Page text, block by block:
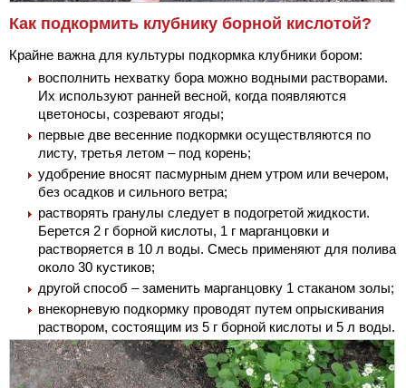
Как подкормить клубнику борной кислотой?
Крайне важна для культуры подкормка клубники бором:
восполнить нехватку бора можно водными растворами.
Их используют ранней весной, когда появляются
цветоносы, созревают ягоды;
первые две весенние подкормки осуществляются по
листу, третья летом – под корень;
удобрение вносят пасмурным днем утром или вечером,
без осадков и сильного ветра;
растворять гранулы следует в подогретой жидкости.
Берется 2 г борной кислоты, 1 г марганцовки и
растворяется в 10 л воды. Смесь применяют для полива
около 30 кустиков;
другой способ – заменить марганцовку 1 стаканом золы;
внекорневую подкормку проводят путем опрыскивания
раствором, состоящим из 5 г борной кислоты и 5 л воды.